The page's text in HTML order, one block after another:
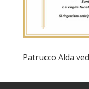
Patrucco Alda